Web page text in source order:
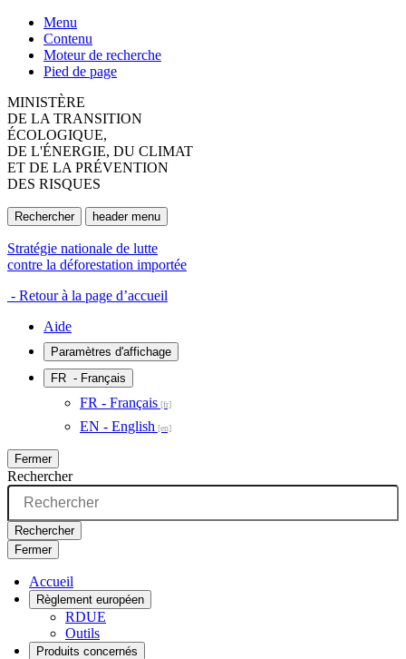
Menu
Contenu
Moteur de recherche
Pied de page
MINISTÈRE
DE LA TRANSITION
ÉCOLOGIQUE,
DE L'ÉNERGIE, DU CLIMAT
ET DE LA PRÉVENTION
DES RISQUES
Rechercher header menu
Stratégie nationale de lutte
contre la déforestation importée
- Retour à la page d’accueil
Aide
Paramètres d'affichage
FR - Français
FR - Français
EN - English
Fermer
Rechercher
Rechercher
Fermer
Accueil
Règlement européen
RDUE
Outils
Produits concernés